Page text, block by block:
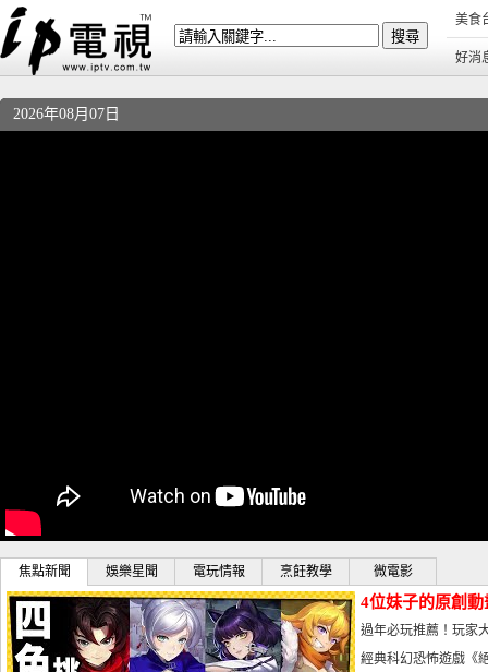
美食
好消
2026年08月07日
焦點新聞 娛樂星聞 電玩情報 烹飪教學 微電影
4位妹子的原創
曝光_電玩宅速配
過年必玩推薦！玩家
宅速配20230126
經典科幻恐怖遊戲《